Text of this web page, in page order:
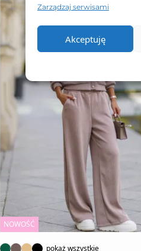
Zarządzaj serwisami
Akceptuję
NOWOŚĆ
pokaż wszystkie